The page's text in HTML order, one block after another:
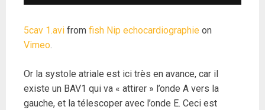
5cav 1.avi from fish Nip echocardiographie on
Vimeo.
Or la systole atriale est ici très en avance, car il
existe un BAV1 qui va « attirer » l’onde A vers la
gauche, et la télescoper avec l’onde E. Ceci est